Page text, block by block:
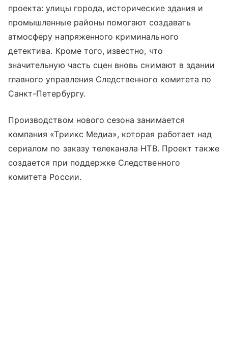
проекта: улицы города, исторические здания и
промышленные районы помогают создавать
атмосферу напряженного криминального
детектива. Кроме того, известно, что
значительную часть сцен вновь снимают в здании
главного управления Следственного комитета по
Санкт-Петербургу.
Производством нового сезона занимается
компания «Триикс Медиа», которая работает над
сериалом по заказу телеканала НТВ. Проект также
создается при поддержке Следственного
комитета России.